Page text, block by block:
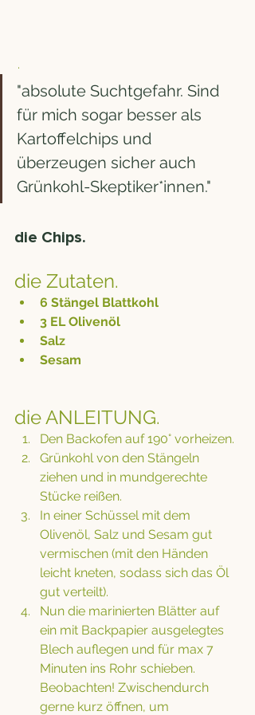
.
"absolute Suchtgefahr. Sind
für mich sogar besser als
Kartoffelchips und
überzeugen sicher auch
Grünkohl-Skeptiker*innen."
die Chips.
die Zutaten.
6 Stängel Blattkohl
3 EL Olivenöl
Salz
Sesam
die ANLEITUNG.
Den Backofen auf 190° vorheizen.
Grünkohl von den Stängeln
ziehen und in mundgerechte
Stücke reißen.
In einer Schüssel mit dem
Olivenöl, Salz und Sesam gut
vermischen (mit den Händen
leicht kneten, sodass sich das Öl
gut verteilt).
Nun die marinierten Blätter auf
ein mit Backpapier ausgelegtes
Blech auflegen und für max 7
Minuten ins Rohr schieben.
Beobachten! Zwischendurch
gerne kurz öffnen, um